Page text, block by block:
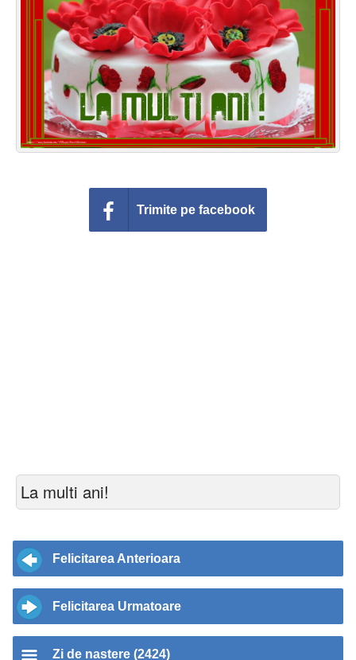
Felicitari zile saptamana
Felicitari muzicale
Felicitari muzicale personalizate
Felicitari animate
Invitatii personalizate
Trimite pe facebook
La multi ani!
Felicitarea Anterioara
Felicitarea Urmatoare
Zi de nastere (2424)